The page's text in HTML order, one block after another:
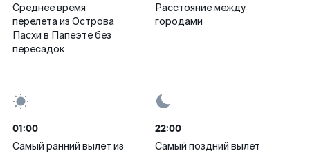
Среднее время
перелета из Острова
Пасхи в Папеэте без
пересадок
Расстояние между
городами
01:00
Самый ранний вылет из
22:00
Самый поздний вылет